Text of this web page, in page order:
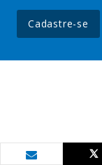
Cadastre-se